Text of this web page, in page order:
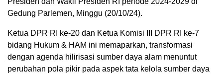
Gedung Parlemen, Minggu (20/10/24).
Ketua DPR RI ke-20 dan Ketua Komisi III DPR RI ke-7
bidang Hukum & HAM ini memaparkan, transformasi
dengan agenda hilirisasi sumber daya alam menuntut
perubahan pola pikir pada aspek tata kelola sumber daya